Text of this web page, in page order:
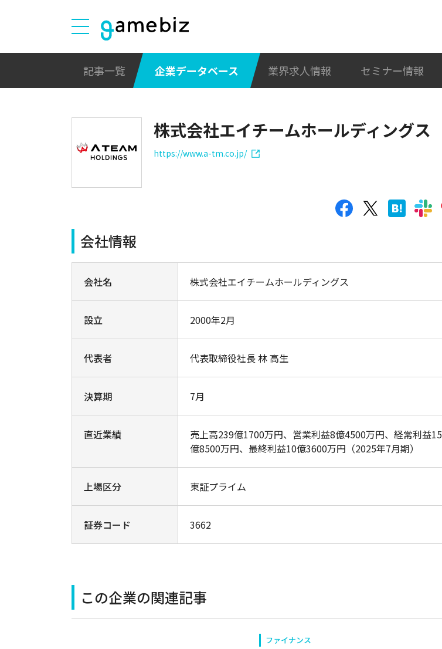
記事一覧 企業データベース 業界求人情報 セミナー情報
株式会社エイチームホールディングス
https://www.a-tm.co.jp/
会社情報
会社名 株式会社エイチームホールディングス
設立 2000年2月
代表者 代表取締役社長 林 高生
決算期 7月
直近業績
売上高239億1700万円、営業利益8億4500万円、経常利益15
億8500万円、最終利益10億3600万円（2025年7月期）
上場区分 東証プライム
証券コード 3662
この企業の関連記事
ファイナンス